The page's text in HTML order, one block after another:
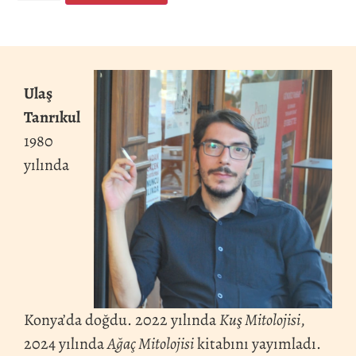
Ulaş
Tanrıkul
1980
yılında
Konya’da doğdu. 2022 yılındaKuş Mitolojisi,
2024 yılındaAğaç Mitolojisikitabını yayımladı.